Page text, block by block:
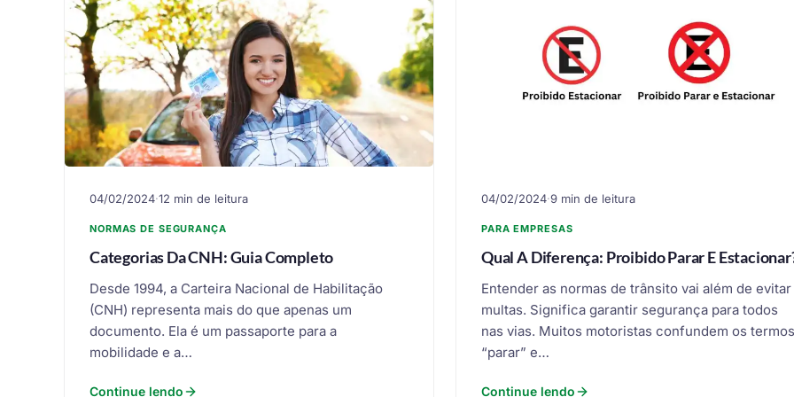
04/02/2024·12 min de leitura
NORMAS DE SEGURANÇA
Categorias Da CNH: Guia Completo
Desde 1994, a Carteira Nacional de Habilitação
(CNH) representa mais do que apenas um
documento. Ela é um passaporte para a
mobilidade e a…
Continue lendo
04/02/2024·9 min de leitura
PARA EMPRESAS
Qual A Diferença: Proibido Parar E
Entender as normas de trânsito vai além de evitar
multas. Significa garantir segurança para todos
nas vias. Muitos motoristas confundem os termos
“parar” e…
Continue lendo